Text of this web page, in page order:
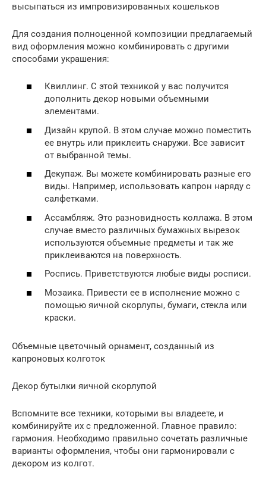
высыпаться из импровизированных кошельков
Для создания полноценной композиции предлагаемый
вид оформления можно комбинировать с другими
способами украшения:
Квиллинг. С этой техникой у вас получится
дополнить декор новыми объемными
элементами.
Дизайн крупой. В этом случае можно поместить
ее внутрь или приклеить снаружи. Все зависит
от выбранной темы.
Декупаж. Вы можете комбинировать разные его
виды. Например, использовать капрон наряду с
салфетками.
Ассамбляж. Это разновидность коллажа. В этом
случае вместо различных бумажных вырезок
используются объемные предметы и так же
приклеиваются на поверхность.
Роспись. Приветствуются любые виды росписи.
Мозаика. Привести ее в исполнение можно с
помощью яичной скорлупы, бумаги, стекла или
краски.
Объемные цветочный орнамент, созданный из
капроновых колготок
Декор бутылки яичной скорлупой
Вспомните все техники, которыми вы владеете, и
комбинируйте их с предложенной. Главное правило:
гармония. Необходимо правильно сочетать различные
варианты оформления, чтобы они гармонировали с
декором из колгот.